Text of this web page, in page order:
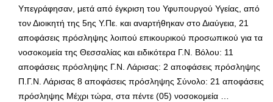
Υπεγράφησαν, μετά από έγκριση του Υφυπουργού Υγείας, από
τον Διοικητή της 5ης Υ.Πε. και αναρτήθηκαν στο Διαύγεια, 21
αποφάσεις πρόσληψης λοιπού επικουρικού προσωπικού για τα
νοσοκομεία της Θεσσαλίας και ειδικότερα Γ.Ν. Βόλου: 11
αποφάσεις πρόσληψης Γ.Ν. Λάρισας: 2 αποφάσεις πρόσληψης
Π.Γ.Ν. Λάρισας 8 αποφάσεις πρόσληψης Σύνολο: 21 αποφάσεις
πρόσληψης Μέχρι τώρα, στα πέντε (05) νοσοκομεία …